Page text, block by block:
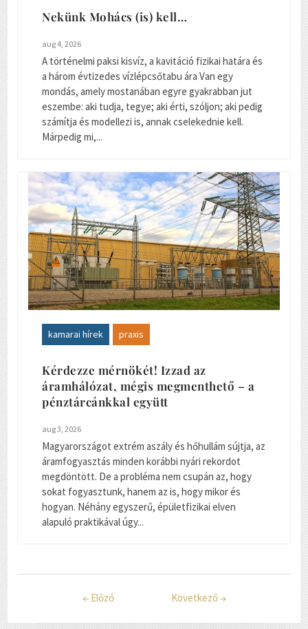
Nekünk Mohács (is) kell…
aug 4, 2026
A történelmi paksi kisvíz, a kavitáció fizikai határa és
a három évtizedes vízlépcsőtabu ára Van egy
mondás, amely mostanában egyre gyakrabban jut
eszembe: aki tudja, tegye; aki érti, szóljon; aki pedig
számítja és modellezi is, annak cselekednie kell.
Márpedig mi,...
kamarai hírek praxis
Kérdezze mérnökét! Izzad az
áramhálózat, mégis megmenthető – a
pénztárcánkkal együtt
aug 3, 2026
Magyarországot extrém aszály és hőhullám sújtja, az
áramfogyasztás minden korábbi nyári rekordot
megdöntött. De a probléma nem csupán az, hogy
sokat fogyasztunk, hanem az is, hogy mikor és
hogyan. Néhány egyszerű, épületfizikai elven
alapuló praktikával úgy...
← Előző Következő→